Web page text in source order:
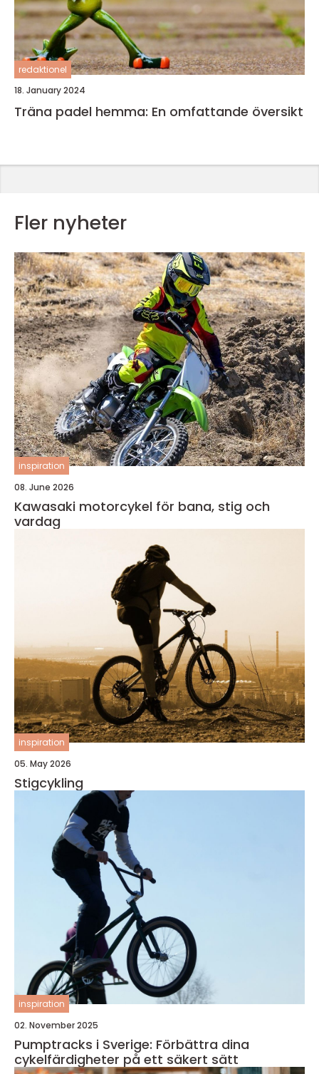
redaktionel
18. January 2024
Träna padel hemma: En omfattande översikt
Fler nyheter
inspiration
08. June 2026
Kawasaki motorcykel för bana, stig och
vardag
inspiration
05. May 2026
Stigcykling
inspiration
02. November 2025
Pumptracks i Sverige: Förbättra dina
cykelfärdigheter på ett säkert sätt